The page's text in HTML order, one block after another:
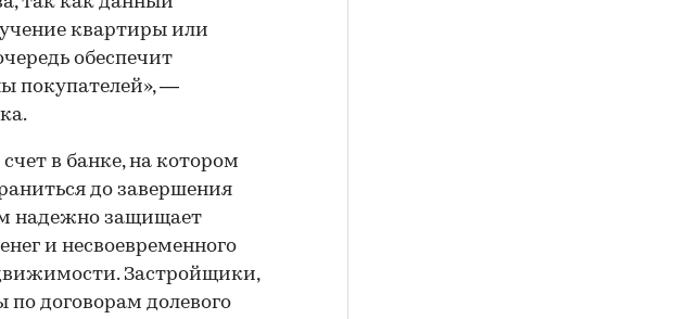
квартиры или
обеспечит
покупателей», —
в банке, на котором
до завершения
надежно защищает
и несвоевременного
Застройщики,
договорам долевого